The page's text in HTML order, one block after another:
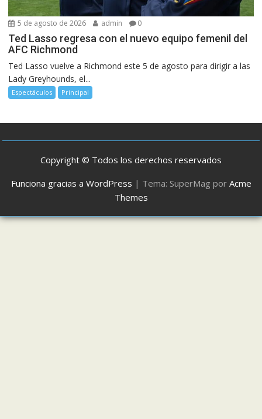
5 de agosto de 2026 admin 0
Ted Lasso regresa con el nuevo equipo femenil del
AFC Richmond
Ted Lasso vuelve a Richmond este 5 de agosto para dirigir a las
Lady Greyhounds, el...
Espectáculos Principal
Copyright © Todos los derechos reservados
Funciona gracias a WordPress | Tema: SuperMag por Acme
Themes